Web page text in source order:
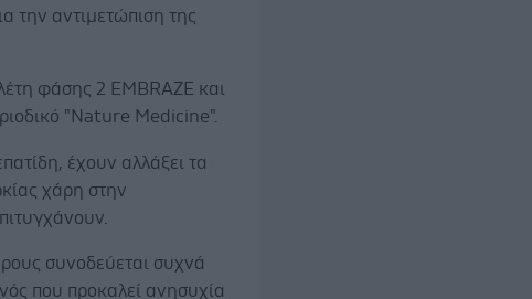
την αντιμετώπιση της
φάσης 2 EMBRAZE και
"Nature Medicine".
έχουν αλλάξει τα
χάρη στην
συνοδεύεται συχνά
που προκαλεί ανησυχία